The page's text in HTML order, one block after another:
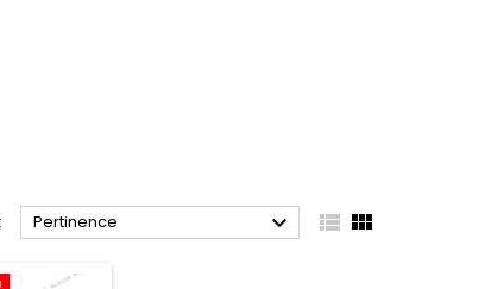
Pertinence   